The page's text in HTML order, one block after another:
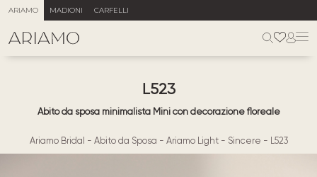
ARIAMO MADIONI CARFELLI
L523
Abito da sposa minimalista Mini con decorazione floreale
Ariamo Bridal - Abito da Sposa - Ariamo Light- Sincere - L523